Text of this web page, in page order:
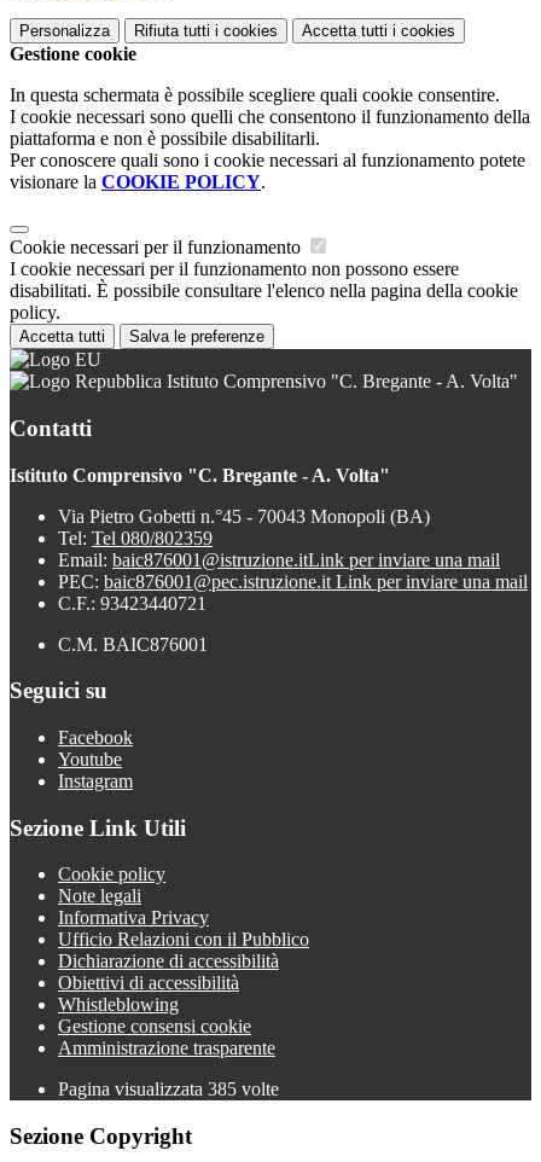
Personalizza Rifiuta tutti i cookies Accetta tutti i cookies
Gestione cookie
In questa schermata è possibile scegliere quali cookie consentire.
I cookie necessari sono quelli che consentono il funzionamento della
piattaforma e non è possibile disabilitarli.
Per conoscere quali sono i cookie necessari al funzionamento potete
visionare la COOKIE POLICY.
Cookie necessari per il funzionamento
I cookie necessari per il funzionamento non possono essere
disabilitati. È possibile consultare l'elenco nella pagina della cookie
policy.
Accetta tutti Salva le preferenze
Istituto Comprensivo "C. Bregante - A. Volta"
Contatti
Istituto Comprensivo "C. Bregante - A. Volta"
Via Pietro Gobetti n.°45 - 70043 Monopoli (BA)
Tel: Tel 080/802359
Email: baic876001@istruzione.itLink per inviare una mail
PEC: baic876001@pec.istruzione.it Link per inviare una mail
C.F.: 93423440721
C.M. BAIC876001
Seguici su
Facebook
Youtube
Instagram
Sezione Link Utili
Cookie policy
Note legali
Informativa Privacy
Ufficio Relazioni con il Pubblico
Dichiarazione di accessibilità
Obiettivi di accessibilità
Whistleblowing
Gestione consensi cookie
Amministrazione trasparente
Pagina visualizzata 385 volte
Sezione Copyright